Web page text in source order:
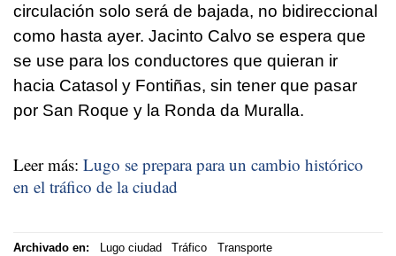
circulación solo será de bajada, no bidireccional
como hasta ayer. Jacinto Calvo se espera que
se use para los conductores que quieran ir
hacia Catasol y Fontiñas, sin tener que pasar
por San Roque y la Ronda da Muralla.
Leer más: Lugo se prepara para un cambio histórico
en el tráfico de la ciudad
Archivado en: Lugo ciudad Tráfico Transporte